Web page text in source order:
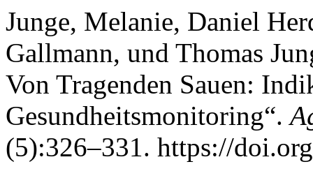
Junge, Melanie, Daniel
Gallmann, und Thomas
Von Tragenden Sauen:
Gesundheitsmonitoring“.
(5):326–331. https://